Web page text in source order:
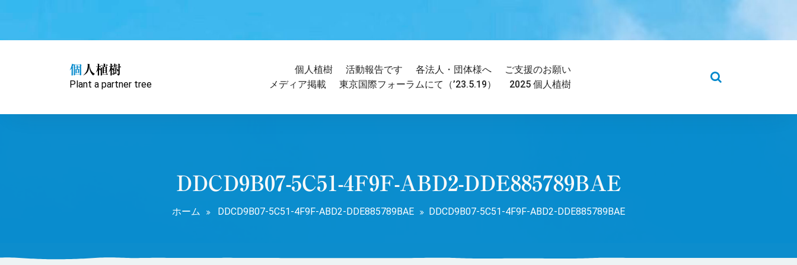
個人植樹
Plant a partner tree
個人植樹 活動報告です 各法人・団体様へ
ご支援のお願い
メディア掲載
東京国際フォーラムにて（’23.5.19） 2025 個人植樹
DDCD9B07-5C51-4F9F-ABD2-DDE885789BAE
ホーム DDCD9B07-5C51-4F9F-ABD2-DDE885789BAE DDCD9B07-5C51-4F9F-ABD2-DDE885789BAE